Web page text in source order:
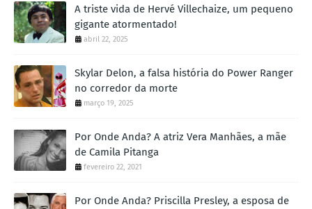
A triste vida de Hervé Villechaize, um pequeno
gigante atormentado!
abril 22, 2025
Skylar Delon, a falsa história do Power Ranger
no corredor da morte
março 19, 2025
Por Onde Anda? A atriz Vera Manhães, a mãe
de Camila Pitanga
fevereiro 22, 2021
Por Onde Anda? Priscilla Presley, a esposa de